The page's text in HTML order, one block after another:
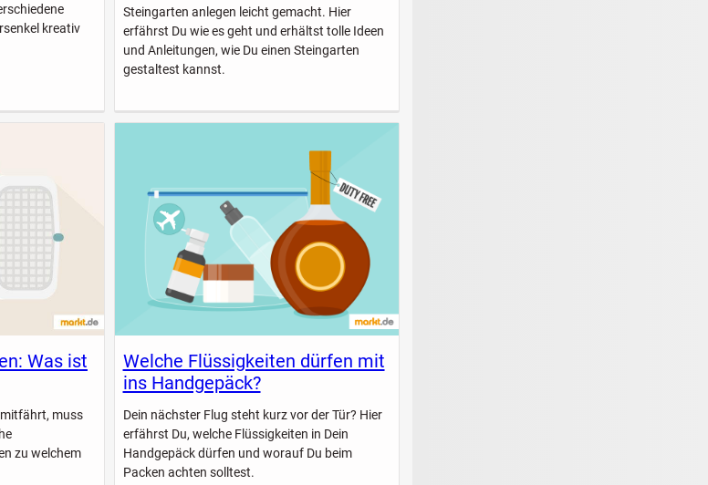
kreativ
Steingarten anlegen leicht gemacht. Hier
erfährst Du wie es geht und erhältst tolle Ideen
und Anleitungen, wie Du einen Steingarten
gestaltest kannst.
Was ist
muss
zu welchem
Welche Flüssigkeiten dürfen mit
ins Handgepäck?
Dein nächster Flug steht kurz vor der Tür? Hier
erfährst Du, welche Flüssigkeiten in Dein
Handgepäck dürfen und worauf Du beim
Packen achten solltest.